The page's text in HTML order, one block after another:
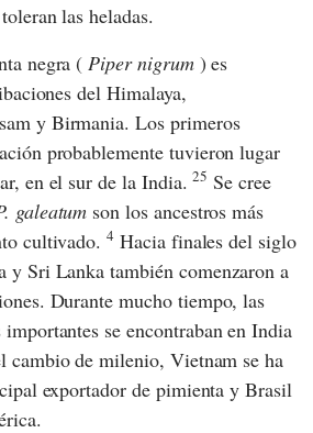
las heladas.
negra (Piper nigrum) es
del Himalaya,
y Birmania. Los primeros
probablemente tuvieron lugar
en el sur de la India.25 Se cree
galeatum son los ancestros más
cultivado.4 Hacia finales del siglo
Sri Lanka también comenzaron a
Durante mucho tiempo, las
se encontraban en India
cambio de milenio, Vietnam se ha
exportador de pimienta y Brasil